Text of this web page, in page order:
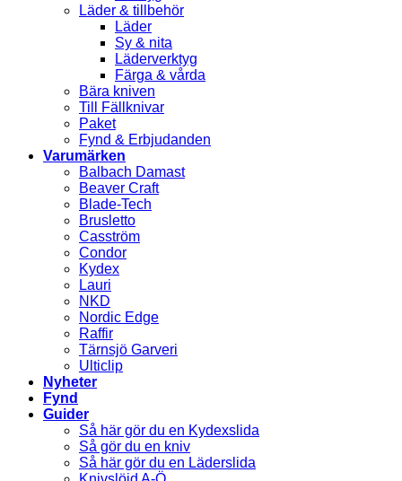
Läder & tillbehör
Läder
Sy & nita
Läderverktyg
Färga & vårda
Bära kniven
Till Fällknivar
Paket
Fynd & Erbjudanden
Varumärken
Balbach Damast
Beaver Craft
Blade-Tech
Brusletto
Casström
Condor
Kydex
Lauri
NKD
Nordic Edge
Raffir
Tärnsjö Garveri
Ulticlip
Nyheter
Fynd
Guider
Så här gör du en Kydexslida
Så gör du en kniv
Så här gör du en Läderslida